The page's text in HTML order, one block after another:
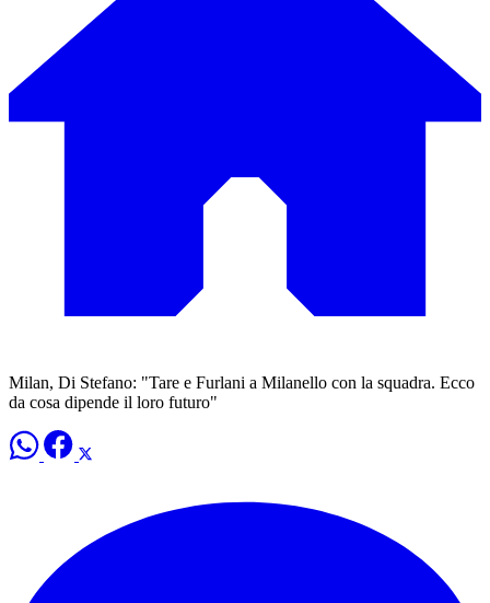
Milan, Di Stefano: "Tare e Furlani a Milanello con la squadra. Ecco
da cosa dipende il loro futuro"